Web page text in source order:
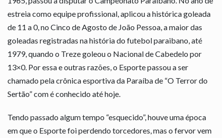
estreia como equipe profissional, aplicou a histórica goleada
de 11 a 0, no Cinco de Agosto de João Pessoa, a maior das
goleadas registradas na história do futebol paraibano, até
1979, quando o Treze goleou o Nacional de Cabedelo por
13×0. Por essa e outras razões, o Esporte passou a ser
chamado pela crônica esportiva da Paraíba de “O Terror do
Sertão” com é conhecido até hoje.
Tendo passado algum tempo “esquecido”, houve uma época
em que o Esporte foi perdendo torcedores, mas o fervor vem